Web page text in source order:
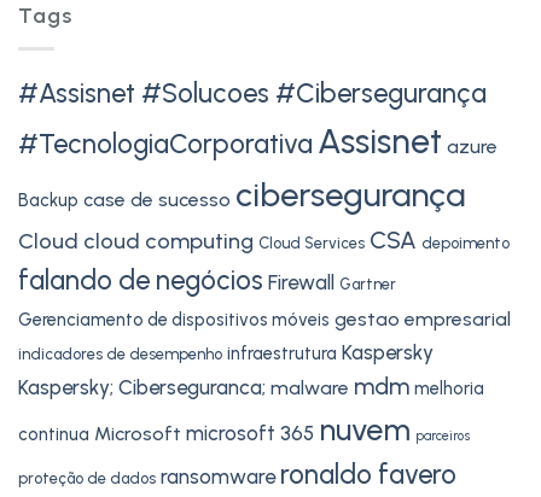
Tags
#Assisnet #Solucoes #Cibersegurança
#TecnologiaCorporativa Assisnet azure
Backup case de sucesso cibersegurança
Cloud cloud computing Cloud Services CSA depoimento
falando de negócios Firewall Gartner
Gerenciamento de dispositivos móveis gestao empresarial
indicadores de desempenho infraestrutura Kaspersky
Kaspersky; Ciberseguranca; malware mdm melhoria
continua Microsoft microsoft 365 nuvem parceiros
proteção de dados ransomware ronaldo favero